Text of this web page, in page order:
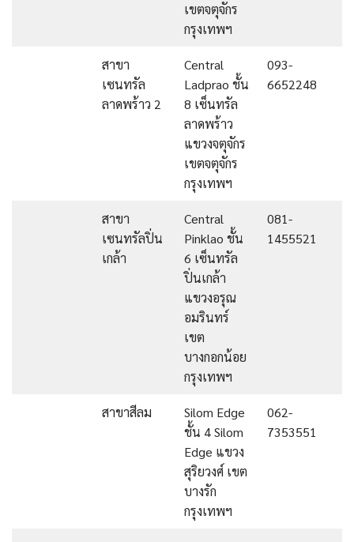
เขตจตุจักร
กรุงเทพฯ
สาขา
เซนทรัล
ลาดพร้าว 2
Central
Ladprao ชั้น
8 เซ็นทรัล
ลาดพร้าว
แขวงจตุจักร
เขตจตุจักร
กรุงเทพฯ
093-
6652248
สาขา
เซนทรัลปิ่น
เกล้า
Central
Pinklao ชั้น
6 เซ็นทรัล
ปิ่นเกล้า
แขวงอรุณ
อมรินทร์
เขต
บางกอกน้อย
กรุงเทพฯ
081-
1455521
สาขาสีลม
Silom Edge
ชั้น 4 Silom
Edge แขวง
สุริยวงศ์ เขต
บางรัก
กรุงเทพฯ
062-
7353551